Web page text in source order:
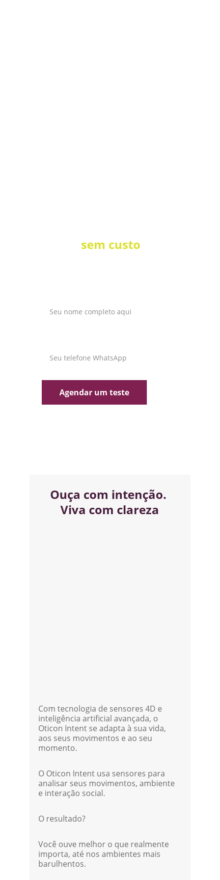
Agendar um teste
sem custo
Ouça com intenção.
Viva com clareza
Com tecnologia de sensores 4D e
inteligência artificial avançada, o
Oticon Intent se adapta à sua vida,
aos seus movimentos e ao seu
momento.
O Oticon Intent usa sensores para
analisar seus movimentos, ambiente
e interação social.
O resultado?
Você ouve melhor o que realmente
importa, até nos ambientes mais
barulhentos.